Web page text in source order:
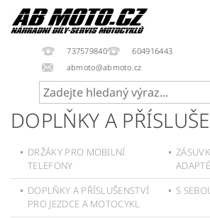
737579840
604916443
abmoto@abmoto.cz
DOPLŇKY A
DRŽÁKY PRO MOBILNÍ
TELEFONY
DOPLŇKY A PŘÍSLUŠENSTVÍ
PRO JEZDCE A MOTOCYKL
S